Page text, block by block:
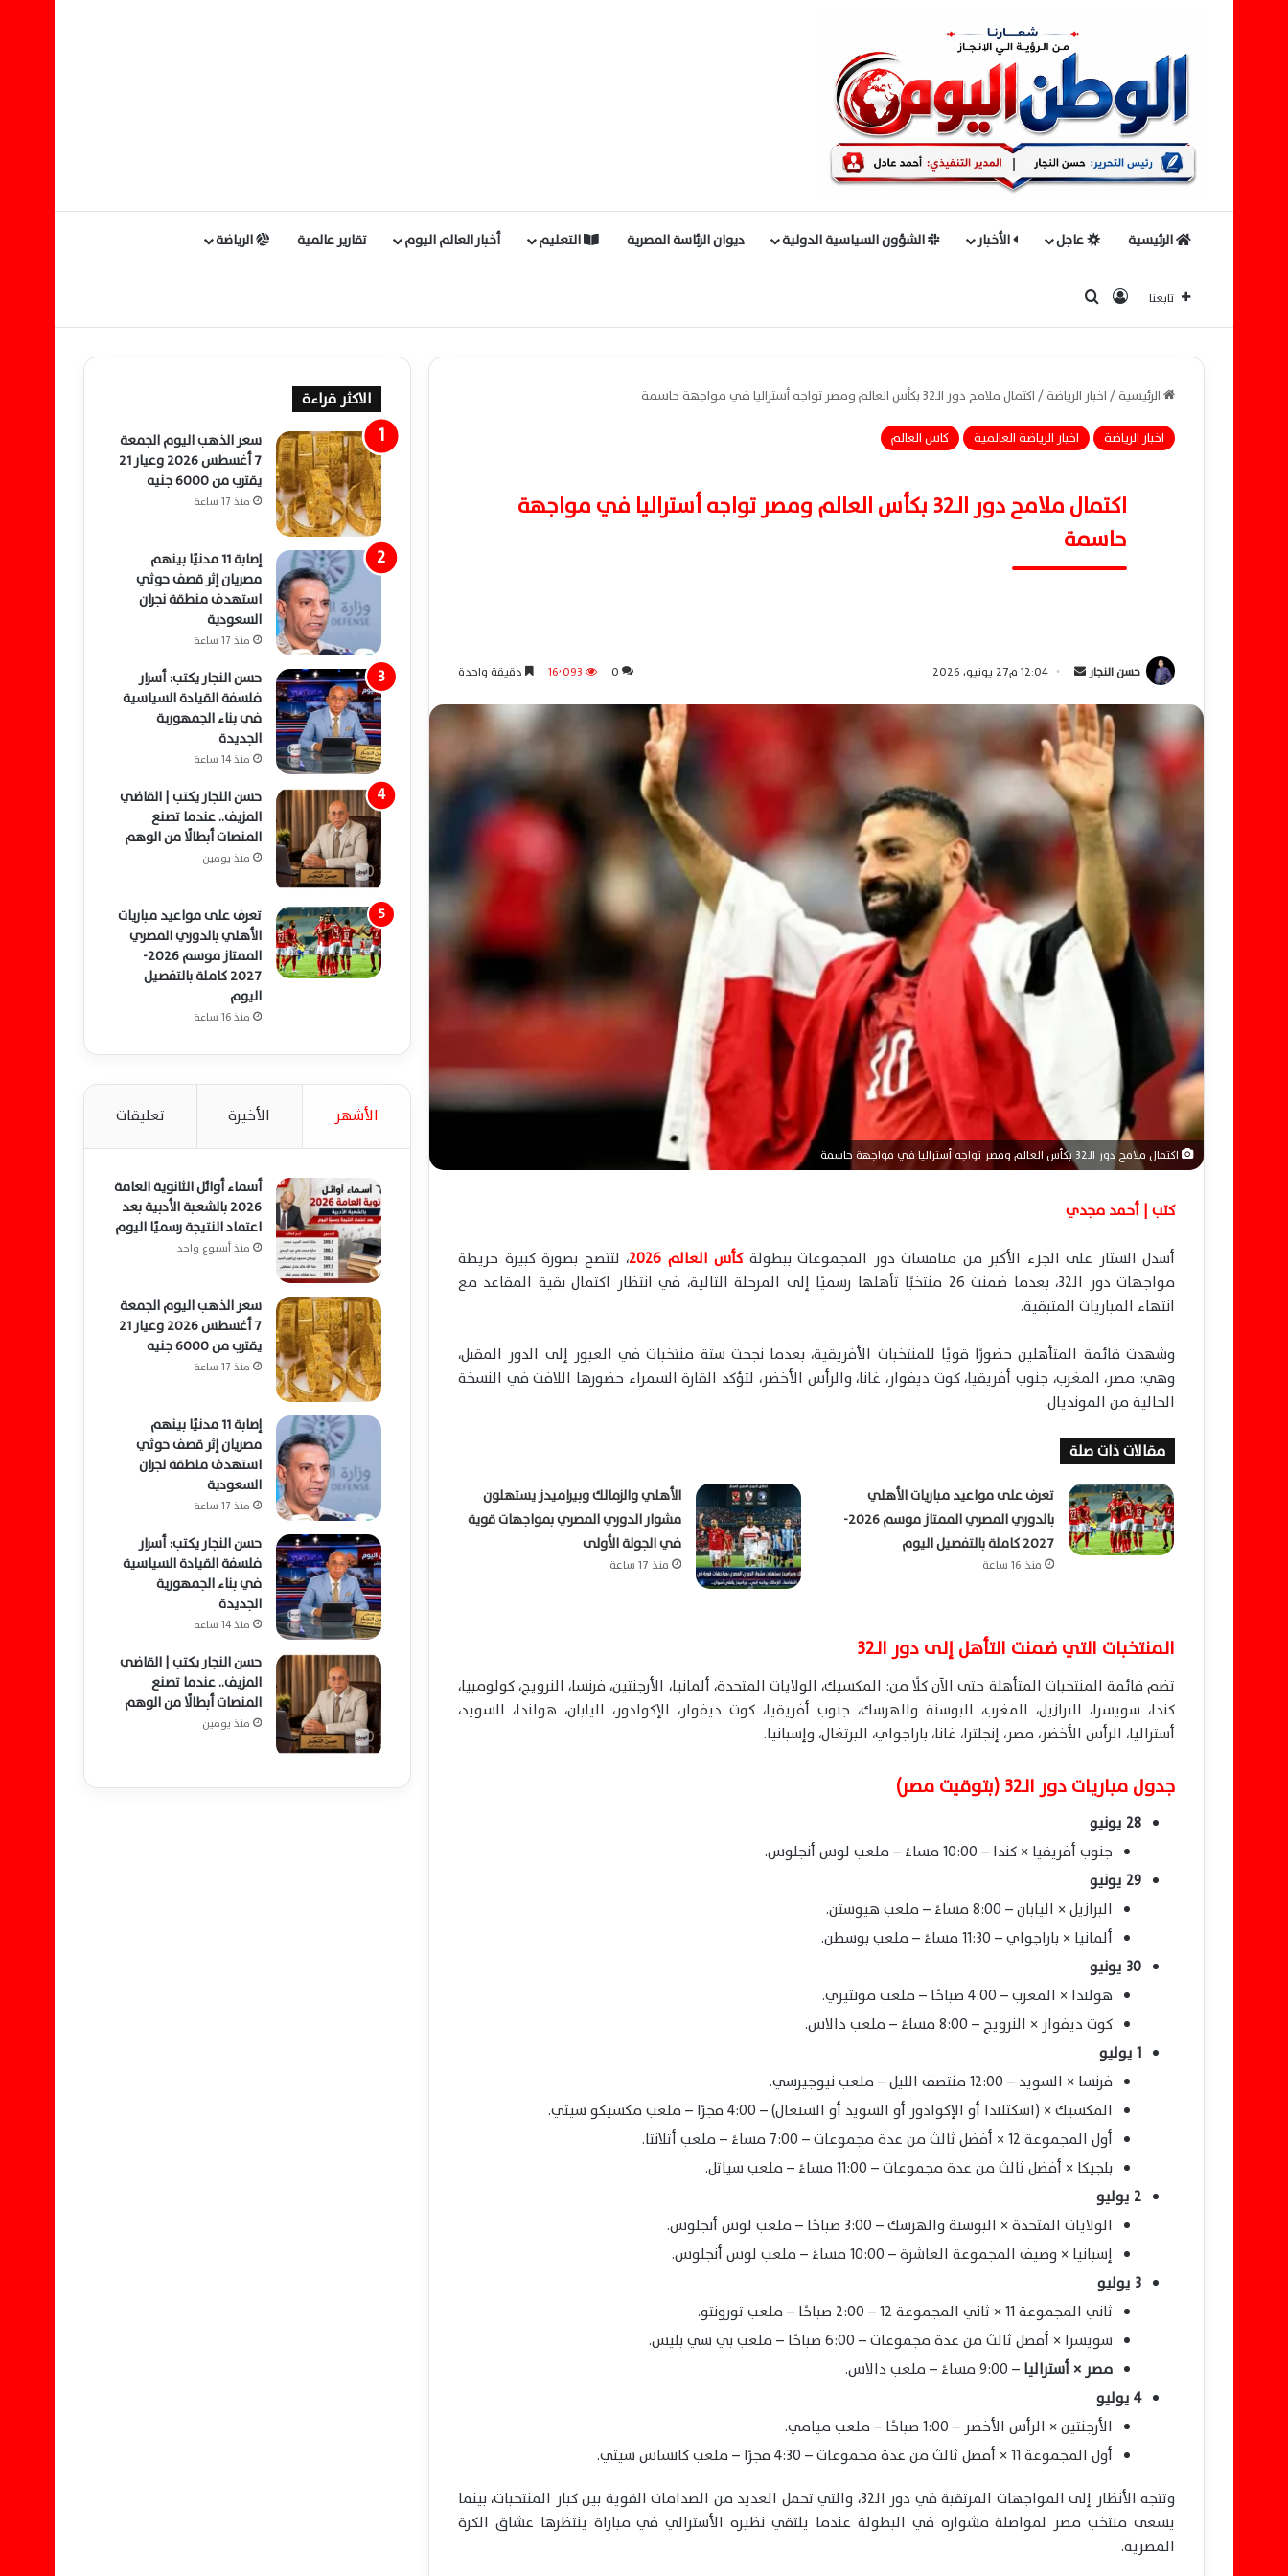
الرئيسية عاجل الأخبار الشؤون السياسية الدولية ديوان الرئاسة المصرية التعليم أخبار العالم اليوم تقارير عالمية الرياضة
تابعنا تسجيل الدخول
الرئيسية/اخبار الرياضة/اكتمال ملامح دور الـ32 بكأس العالم ومصر تواجه أستراليا في مواجهة حاسمة
اخبار الرياضة
اخبار الرياضة العالمية كاس العالم
اكتمال ملامح دور الـ32 بكأس العالم ومصر تواجه أستراليا في مواجهة
حاسمة
حسن النجار
س
ل
ب
ر
ي
د
ل
12:04 م27 يونيو، 2026 0 16٬093 دقيقة واحدة
اكتمال ملامح دور الـ32 بكأس العالم ومصر تواجه أستراليا في مواجهة حاسمة
كتب | أحمد مجدي
أسدل الستار على الجزء الأكبر من منافسات دور المجموعات ببطولةكأس العالم 2026
، لتتضح بصورة كبيرة خريطة
مواجهات دور الـ32، بعدما ضمنت 26 منتخبًا تأهلها رسميًا إلى المرحلة التالية، في انتظار اكتمال بقية المقاعد مع
انتهاء المباريات المتبقية.
وشهدت قائمة المتأهلين حضورًا قويًا للمنتخبات الأفريقية، بعدما نجحت ستة منتخبات في العبور إلى الدور المقبل،
وهي: مصر، المغرب، جنوب أفريقيا، كوت ديفوار، غانا، والرأس الأخضر، لتؤكد القارة السمراء حضورها اللافت في النسخة
الحالية من المونديال.
مقالات ذات صلة
تعرف على مواعيد مباريات الأهلي
بالدوري المصري الممتاز موسم 2026-
2027 كاملة بالتفصيل اليوم
منذ 16 ساعة
الأهلي والزمالك وبيراميدز يستهلون
مشوار الدوري المصري بمواجهات قوية
في الجولة الأولى
منذ 17 ساعة
المنتخبات التي ضمنت التأهل إلى دور الـ32
تضم قائمة المنتخبات المتأهلة حتى الآن كلًا من: المكسيك، الولايات المتحدة، ألمانيا، الأرجنتين، فرنسا، النرويج، كولومبيا،
كندا، سويسرا، البرازيل، المغرب، البوسنة والهرسك، جنوب أفريقيا، كوت ديفوار، الإكوادور، اليابان، هولندا، السويد،
أستراليا، الرأس الأخضر، مصر، إنجلترا، غانا، باراجواي، البرتغال، وإسبانيا.
جدول مباريات دور الـ32 (بتوقيت مصر)
28 يونيو
جنوب أفريقيا × كندا – 10:00 مساءً – ملعب لوس أنجلوس.
29 يونيو
البرازيل × اليابان – 8:00 مساءً – ملعب هيوستن.
ألمانيا × باراجواي – 11:30 مساءً – ملعب بوسطن.
30 يونيو
هولندا × المغرب – 4:00 صباحًا – ملعب مونتيري.
كوت ديفوار × النرويج – 8:00 مساءً – ملعب دالاس.
1 يوليو
فرنسا × السويد – 12:00 منتصف الليل – ملعب نيوجيرسي.
المكسيك × (اسكتلندا أو الإكوادور أو السويد أو السنغال) – 4:00 فجرًا – ملعب مكسيكو سيتي.
أول المجموعة 12 × أفضل ثالث من عدة مجموعات – 7:00 مساءً – ملعب أتلانتا.
بلجيكا × أفضل ثالث من عدة مجموعات – 11:00 مساءً – ملعب سياتل.
2 يوليو
الولايات المتحدة × البوسنة والهرسك – 3:00 صباحًا – ملعب لوس أنجلوس.
إسبانيا × وصيف المجموعة العاشرة – 10:00 مساءً – ملعب لوس أنجلوس.
3 يوليو
ثاني المجموعة 11 × ثاني المجموعة 12 – 2:00 صباحًا – ملعب تورونتو.
سويسرا × أفضل ثالث من عدة مجموعات – 6:00 صباحًا – ملعب بي سي بليس.
مصر × أستراليا – 9:00 مساءً – ملعب دالاس.
4 يوليو
الأرجنتين × الرأس الأخضر – 1:00 صباحًا – ملعب ميامي.
أول المجموعة 11 × أفضل ثالث من عدة مجموعات – 4:30 فجرًا – ملعب كانساس سيتي.
وتتجه الأنظار إلى المواجهات المرتقبة في دور الـ32، والتي تحمل العديد من الصدامات القوية بين كبار المنتخبات، بينما
يسعى منتخب مصر لمواصلة مشواره في البطولة عندما يلتقي نظيره الأسترالي في مباراة ينتظرها عشاق الكرة
المصرية.
الاكثر قراءة
سعر الذهب اليوم الجمعة
7 أغسطس 2026 وعيار 21
يقترب من 6000 جنيه
منذ 17 ساعة
إصابة 11 مدنيًا بينهم
مصريان إثر قصف حوثي
استهدف منطقة نجران
السعودية
منذ 17 ساعة
حسن النجار يكتب: أسرار
فلسفة القيادة السياسية
في بناء الجمهورية
الجديدة
منذ 14 ساعة
حسن النجار يكتب | القاضي
المزيف.. عندما تصنع
المنصات أبطالًا من الوهم
منذ يومين
تعرف على مواعيد مباريات
الأهلي بالدوري المصري
الممتاز موسم 2026-
2027 كاملة بالتفصيل
اليوم
منذ 16 ساعة
الأشهر الأخيرة تعليقات
أسماء أوائل الثانوية العامة
2026 بالشعبة الأدبية بعد
اعتماد النتيجة رسميًا اليوم
منذ أسبوع واحد
سعر الذهب اليوم الجمعة
7 أغسطس 2026 وعيار 21
يقترب من 6000 جنيه
منذ 17 ساعة
إصابة 11 مدنيًا بينهم
مصريان إثر قصف حوثي
استهدف منطقة نجران
السعودية
منذ 17 ساعة
حسن النجار يكتب: أسرار
فلسفة القيادة السياسية
في بناء الجمهورية
الجديدة
منذ 14 ساعة
حسن النجار يكتب | القاضي
المزيف.. عندما تصنع
المنصات أبطالًا من الوهم
منذ يومين